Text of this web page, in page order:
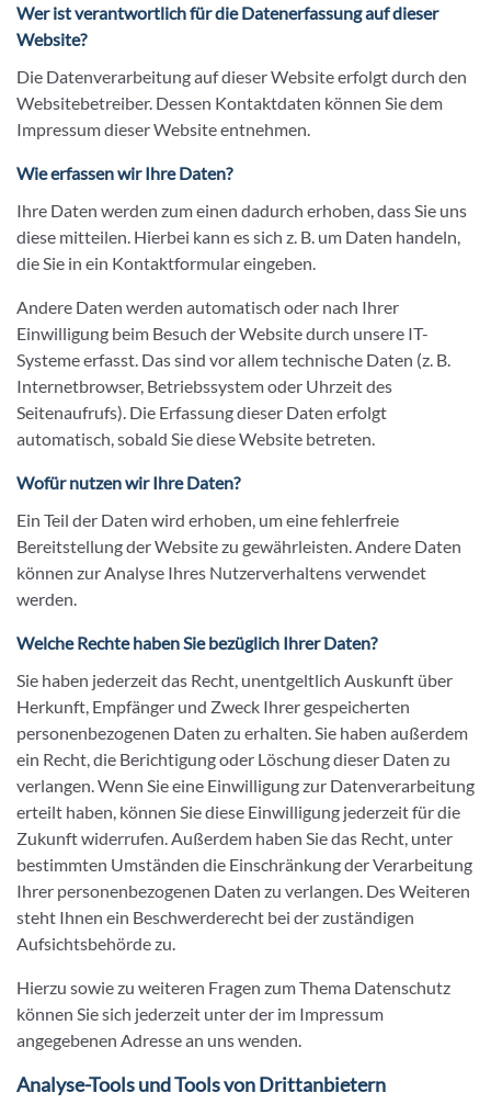
Wer ist verantwortlich für die Datenerfassung auf dieser
Website?
Die Datenverarbeitung auf dieser Website erfolgt durch den
Websitebetreiber. Dessen Kontaktdaten können Sie dem
Impressum dieser Website entnehmen.
Wie erfassen wir Ihre Daten?
Ihre Daten werden zum einen dadurch erhoben, dass Sie uns
diese mitteilen. Hierbei kann es sich z. B. um Daten handeln,
die Sie in ein Kontaktformular eingeben.
Andere Daten werden automatisch oder nach Ihrer
Einwilligung beim Besuch der Website durch unsere IT-
Systeme erfasst. Das sind vor allem technische Daten (z. B.
Internetbrowser, Betriebssystem oder Uhrzeit des
Seitenaufrufs). Die Erfassung dieser Daten erfolgt
automatisch, sobald Sie diese Website betreten.
Wofür nutzen wir Ihre Daten?
Ein Teil der Daten wird erhoben, um eine fehlerfreie
Bereitstellung der Website zu gewährleisten. Andere Daten
können zur Analyse Ihres Nutzerverhaltens verwendet
werden.
Welche Rechte haben Sie bezüglich Ihrer Daten?
Sie haben jederzeit das Recht, unentgeltlich Auskunft über
Herkunft, Empfänger und Zweck Ihrer gespeicherten
personenbezogenen Daten zu erhalten. Sie haben außerdem
ein Recht, die Berichtigung oder Löschung dieser Daten zu
verlangen. Wenn Sie eine Einwilligung zur Datenverarbeitung
erteilt haben, können Sie diese Einwilligung jederzeit für die
Zukunft widerrufen. Außerdem haben Sie das Recht, unter
bestimmten Umständen die Einschränkung der Verarbeitung
Ihrer personenbezogenen Daten zu verlangen. Des Weiteren
steht Ihnen ein Beschwerderecht bei der zuständigen
Aufsichtsbehörde zu.
Hierzu sowie zu weiteren Fragen zum Thema Datenschutz
können Sie sich jederzeit unter der im Impressum
angegebenen Adresse an uns wenden.
Analyse-Tools und Tools von Dritt­anbietern